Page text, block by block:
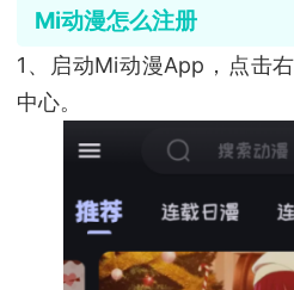
Mi动漫怎么注册
1、启动Mi动漫App，点击
中心。